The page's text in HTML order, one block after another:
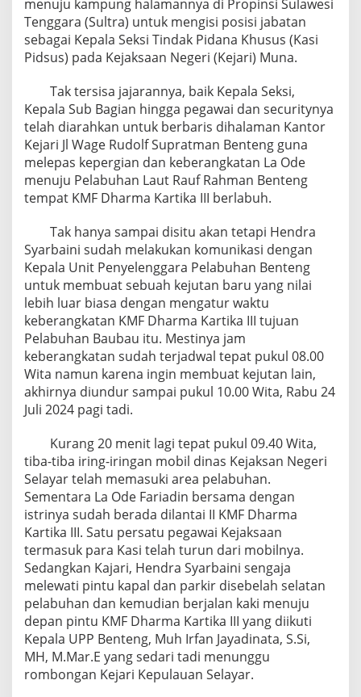
menuju kampung halamannya di Propinsi Sulawesi
Tenggara (Sultra) untuk mengisi posisi jabatan
sebagai Kepala Seksi Tindak Pidana Khusus (Kasi
Pidsus) pada Kejaksaan Negeri (Kejari) Muna.
Tak tersisa jajarannya, baik Kepala Seksi,
Kepala Sub Bagian hingga pegawai dan securitynya
telah diarahkan untuk berbaris dihalaman Kantor
Kejari Jl Wage Rudolf Supratman Benteng guna
melepas kepergian dan keberangkatan La Ode
menuju Pelabuhan Laut Rauf Rahman Benteng
tempat KMF Dharma Kartika III berlabuh.
Tak hanya sampai disitu akan tetapi Hendra
Syarbaini sudah melakukan komunikasi dengan
Kepala Unit Penyelenggara Pelabuhan Benteng
untuk membuat sebuah kejutan baru yang nilai
lebih luar biasa dengan mengatur waktu
keberangkatan KMF Dharma Kartika III tujuan
Pelabuhan Baubau itu. Mestinya jam
keberangkatan sudah terjadwal tepat pukul 08.00
Wita namun karena ingin membuat kejutan lain,
akhirnya diundur sampai pukul 10.00 Wita, Rabu 24
Juli 2024 pagi tadi.
Kurang 20 menit lagi tepat pukul 09.40 Wita,
tiba-tiba iring-iringan mobil dinas Kejaksan Negeri
Selayar telah memasuki area pelabuhan.
Sementara La Ode Fariadin bersama dengan
istrinya sudah berada dilantai II KMF Dharma
Kartika III. Satu persatu pegawai Kejaksaan
termasuk para Kasi telah turun dari mobilnya.
Sedangkan Kajari, Hendra Syarbaini sengaja
melewati pintu kapal dan parkir disebelah selatan
pelabuhan dan kemudian berjalan kaki menuju
depan pintu KMF Dharma Kartika III yang diikuti
Kepala UPP Benteng, Muh Irfan Jayadinata, S.Si,
MH, M.Mar.E yang sedari tadi menunggu
rombongan Kejari Kepulauan Selayar.